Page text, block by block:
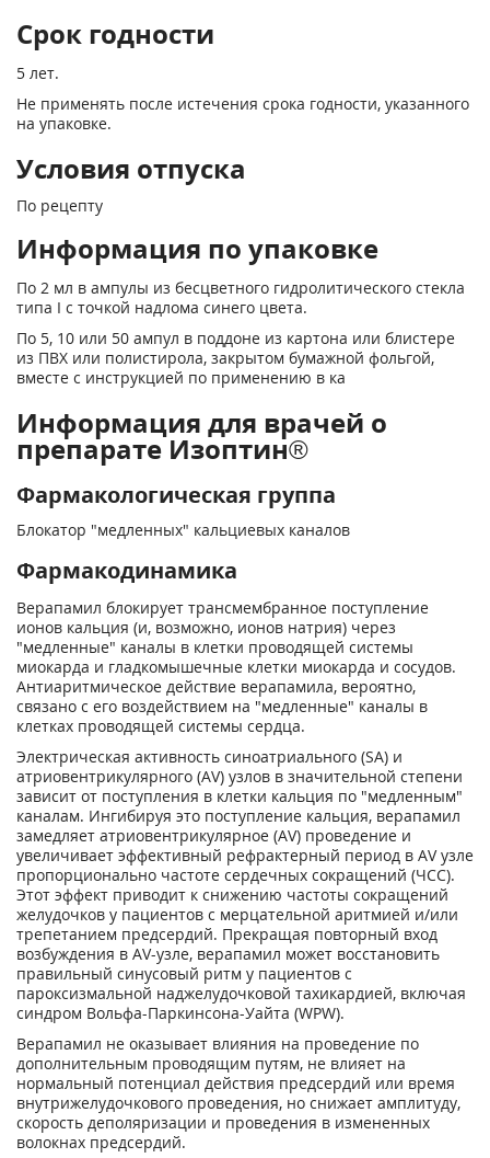
Срок годности
5 лет.
Не применять после истечения срока годности, указанного
на упаковке.
Условия отпуска
По рецепту
Информация по упаковке
По 2 мл в ампулы из бесцветного гидролитического стекла
типа I с точкой надлома синего цвета.
По 5, 10 или 50 ампул в поддоне из картона или блистере
из ПВХ или полистирола, закрытом бумажной фольгой,
вместе с инструкцией по применению в ка
Информация для врачей о
препарате Изоптин®
Фармакологическая группа
Блокатор "медленных" кальциевых каналов
Фармакодинамика
Верапамил блокирует трансмембранное поступление
ионов кальция (и, возможно, ионов натрия) через
"медленные" каналы в клетки проводящей системы
миокарда и гладкомышечные клетки миокарда и сосудов.
Антиаритмическое действие верапамила, вероятно,
связано с его воздействием на "медленные" каналы в
клетках проводящей системы сердца.
Электрическая активность синоатриального (SA) и
атриовентрикулярного (AV) узлов в значительной степени
зависит от поступления в клетки кальция по "медленным"
каналам. Ингибируя это поступление кальция, верапамил
замедляет атриовентрикулярное (AV) проведение и
увеличивает эффективный рефрактерный период в AV узле
пропорционально частоте сердечных сокращений (ЧСС).
Этот эффект приводит к снижению частоты сокращений
желудочков у пациентов с мерцательной аритмией и/или
трепетанием предсердий. Прекращая повторный вход
возбуждения в AV-узле, верапамил может восстановить
правильный синусовый ритм у пациентов с
пароксизмальной наджелудочковой тахикардией, включая
синдром Вольфа-Паркинсона-Уайта (WPW).
Верапамил не оказывает влияния на проведение по
дополнительным проводящим путям, не влияет на
нормальный потенциал действия предсердий или время
внутрижелудочкового проведения, но снижает амплитуду,
скорость деполяризации и проведения в измененных
волокнах предсердий.